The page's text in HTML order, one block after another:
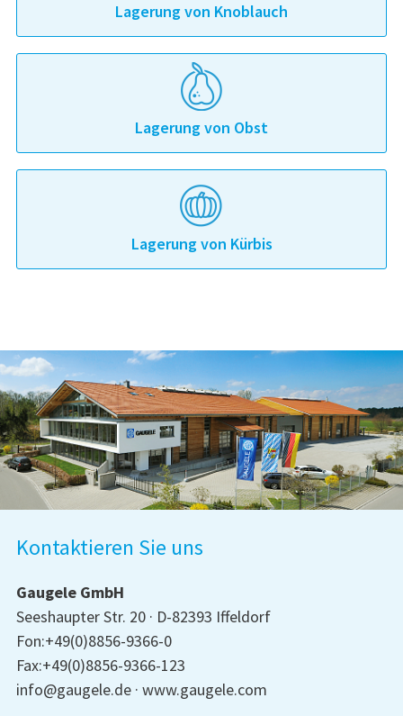
Lagerung von Knoblauch
Lagerung von Obst
Lagerung von Kürbis
Kontaktieren Sie uns
Gaugele GmbH
Seeshaupter Str. 20
D-82393 Iffeldorf
Fon:+49(0)8856-9366-0
Fax:+49(0)8856-9366-123
info@gaugele.de www.gaugele.com